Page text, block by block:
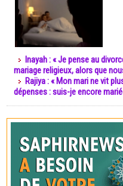
Inayah : « Je pense au
mariage religieux, alors que
Rajiya : « Mon mari ne vit
dépenses : suis-je encore